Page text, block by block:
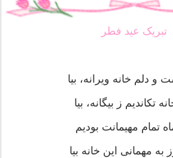
تبریک عید فطر
و دلم خانه ویرانه، بیا
تکاندیم ز بیگانه، بیا
تمام مهیمانت بودیم
به مهمانی این خانه بیا